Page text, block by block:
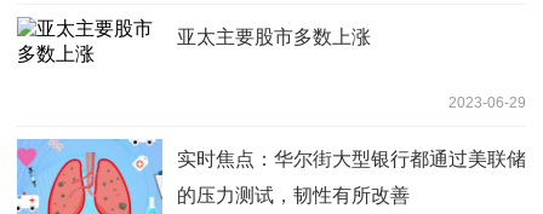
亚太主要股市多数上涨
2023-06-29
实时焦点：华尔街大型银行都通过美联储
的压力测试，韧性有所改善